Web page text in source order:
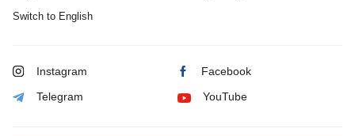
Switch to English
Instagram Facebook
Telegram YouTube